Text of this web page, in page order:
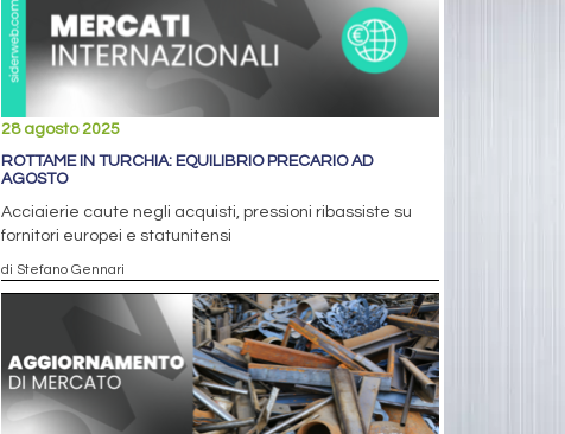
28 agosto 2025
ROTTAME IN TURCHIA: EQUILIBRIO PRECARIO AD
AGOSTO
Acciaierie caute negli acquisti, pressioni ribassiste su
fornitori europei e statunitensi
di Stefano Gennari